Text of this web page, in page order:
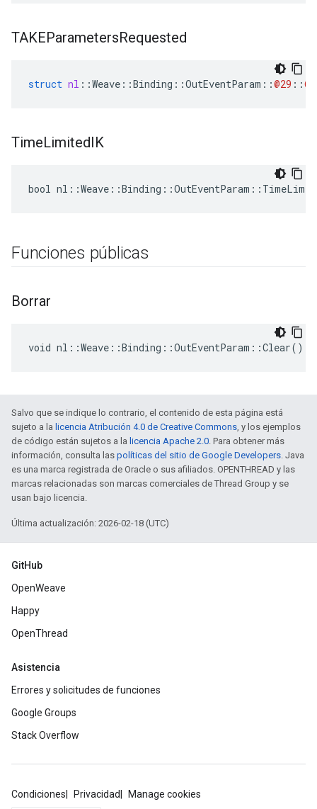
TAKEParametersRequested
struct nl ::Weave ::Binding ::OutEventParam ::@29 ::
TimeLimitedIK
bool
Funciones públicas
Borrar
void nl::Weave::Binding::OutEventParam::Clear()
Salvo que se indique lo contrario, el contenido de esta página está
sujeto a la licencia Atribución 4.0 de Creative Commons, y los ejemplos
de código están sujetos a la licencia Apache 2.0. Para obtener más
información, consulta las políticas del sitio de Google Developers. Java
es una marca registrada de Oracle o sus afiliados. OPENTHREAD y las
marcas relacionadas son marcas comerciales de Thread Group y se
usan bajo licencia.
Última actualización: 2026-02-18 (UTC)
GitHub
OpenWeave
Happy
OpenThread
Asistencia
Errores y solicitudes de funciones
Google Groups
Stack Overflow
Condiciones Privacidad Manage cookies